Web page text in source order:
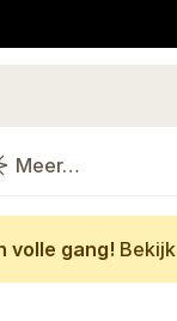
Meer…
volle gang! Bekijk